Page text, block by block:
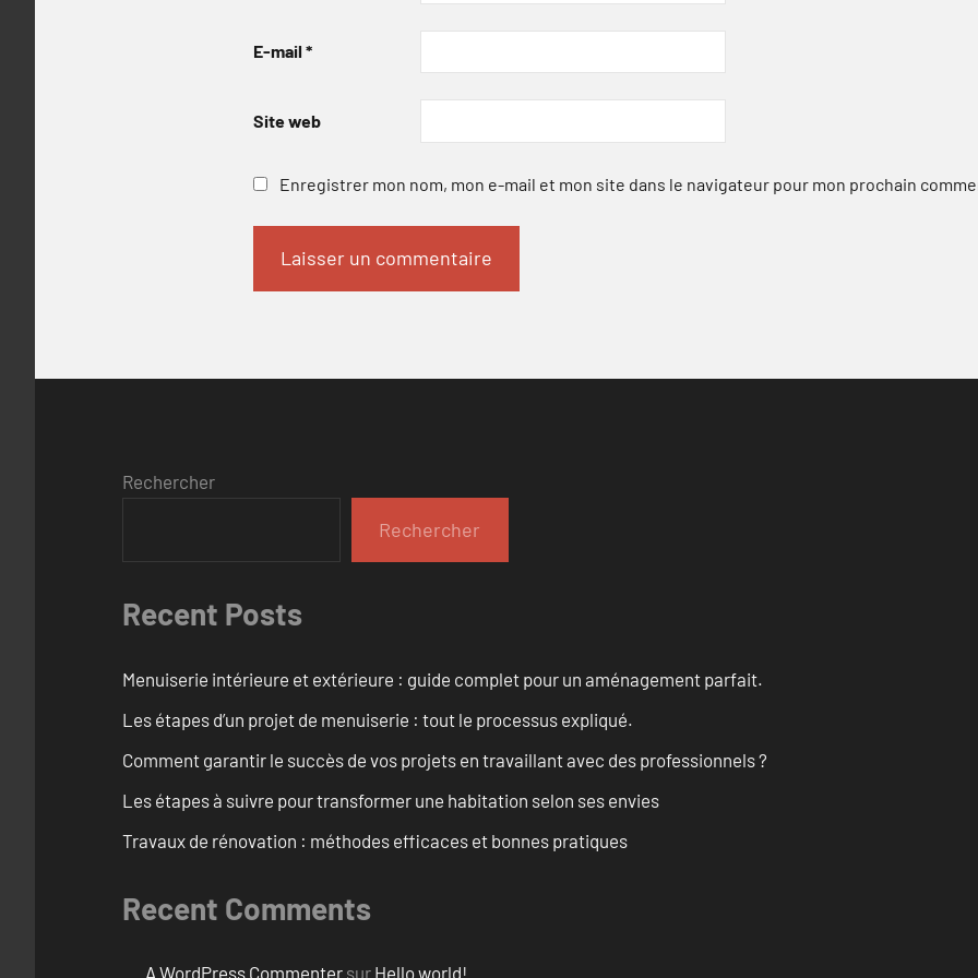
E-mail *
Site web
Enregistrer mon nom, mon e-mail et mon site dans le navigateur pour mon prochain
Rechercher
Rechercher
Recent Posts
Menuiserie intérieure et extérieure : guide complet pour un aménagement parfait.
Les étapes d’un projet de menuiserie : tout le processus expliqué.
Comment garantir le succès de vos projets en travaillant avec des professionnels ?
Les étapes à suivre pour transformer une habitation selon ses envies
Travaux de rénovation : méthodes efficaces et bonnes pratiques
Recent Comments
A WordPress Commenter sur Hello world!